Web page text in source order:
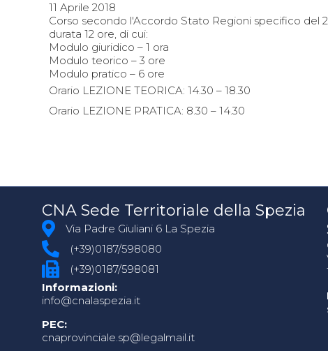
11 Aprile 2018
Corso secondo l'Accordo Stato Regioni specifico del
durata 12 ore, di cui:
Modulo giuridico – 1 ora
Modulo teorico – 3 ore
Modulo pratico – 6 ore
Orario LEZIONE TEORICA: 14.30 – 18.30
Orario LEZIONE PRATICA: 8.30 – 14.30
CNA Sede Territoriale della Spezia
Via Padre Giuliani 6 La Spezia
(+39)0187/598080
(+39)0187/598081
Informazioni:
info@cnalaspezia.it
PEC:
cnaprovinciale.sp@legalmail.it